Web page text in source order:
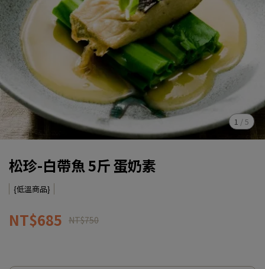
1 /5
松珍-白帶魚 5斤 蛋奶素
{低溫商品}
NT$685 NT$750